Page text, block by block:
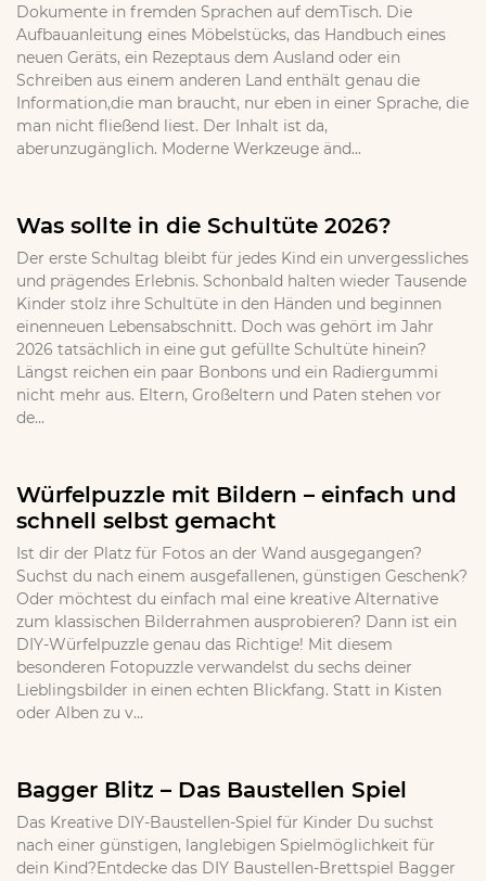
Dokumente in fremden Sprachen auf demTisch. Die
Aufbauanleitung eines Möbelstücks, das Handbuch eines
neuen Geräts, ein Rezeptaus dem Ausland oder ein
Schreiben aus einem anderen Land enthält genau die
Information,die man braucht, nur eben in einer Sprache, die
man nicht fließend liest. Der Inhalt ist da,
aberunzugänglich. Moderne Werkzeuge änd...
Was sollte in die Schultüte 2026?
Der erste Schultag bleibt für jedes Kind ein unvergessliches
und prägendes Erlebnis. Schonbald halten wieder Tausende
Kinder stolz ihre Schultüte in den Händen und beginnen
einenneuen Lebensabschnitt. Doch was gehört im Jahr
2026 tatsächlich in eine gut gefüllte Schultüte hinein?
Längst reichen ein paar Bonbons und ein Radiergummi
nicht mehr aus. Eltern, Großeltern und Paten stehen vor
de...
Würfelpuzzle mit Bildern – einfach und
schnell selbst gemacht
Ist dir der Platz für Fotos an der Wand ausgegangen?
Suchst du nach einem ausgefallenen, günstigen Geschenk?
Oder möchtest du einfach mal eine kreative Alternative
zum klassischen Bilderrahmen ausprobieren? Dann ist ein
DIY-Würfelpuzzle genau das Richtige! Mit diesem
besonderen Fotopuzzle verwandelst du sechs deiner
Lieblingsbilder in einen echten Blickfang. Statt in Kisten
oder Alben zu v...
Bagger Blitz – Das Baustellen Spiel
Das Kreative DIY-Baustellen-Spiel für Kinder Du suchst
nach einer günstigen, langlebigen Spielmöglichkeit für
dein Kind?Entdecke das DIY Baustellen-Brettspiel Bagger